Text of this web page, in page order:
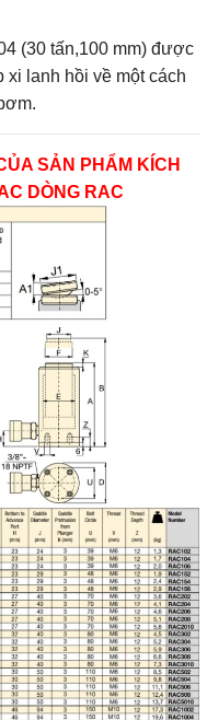
(30 tấn,100 mm) được
lanh hồi về một cách
SẢN PHẨM KÍCH
DÒNG RAC